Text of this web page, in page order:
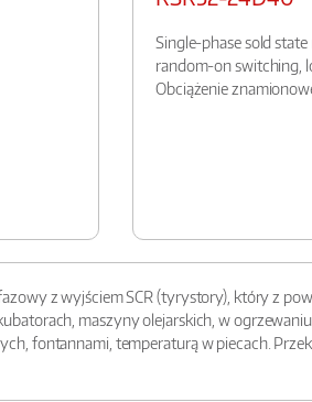
Single-phase sold
random-on switching,
Obciążenie
z wyjściem SCR (tyrystory), który z
maszyny olejarskich, w
fontannami, temperaturą w piecach.